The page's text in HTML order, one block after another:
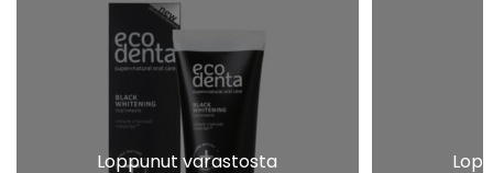
Loppunut varastosta